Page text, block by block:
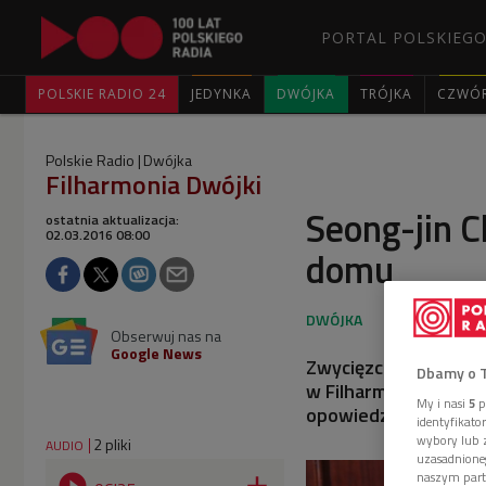
PORTAL
POLSKIE RADIO 24 JEDYNKA DWÓJKA TRÓJKA
Polskie Radio Dwójka
Filharmonia Dwójki
Seong-jin
domu
ostatnia aktualizacja:
02.03.2016 08:00
Obserwuj nas na
Google News
Zwycięzca XVII
w Filharmonii
opowiedział, jak
AUDIO 2 pliki
Dbamy o
My i nasi 5
wybory lub
naszym